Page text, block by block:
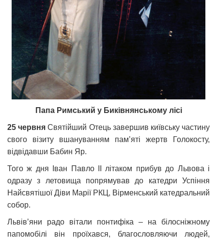
Папа Римський у Биківнянському лісі
25 червняСвятійший Отець завершив київську частину
свого візиту вшануванням памʼяті жертв Голокосту,
відвідавши Бабин Яр.
Того ж дня Іван Павло ІІ літаком прибув до Львова і
одразу з летовища попрямував до катедри Успіння
Найсвятішої Діви Марії РКЦ, Вірменський катедральний
собор.
Львівʼяни радо вітали понтифіка – на білосніжному
папомобілі він проїхався, благословляючи людей,